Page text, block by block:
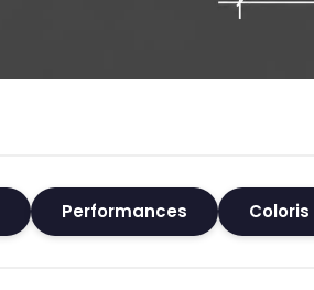
Performances Coloris